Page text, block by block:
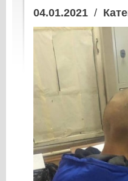
04.01.2021 /